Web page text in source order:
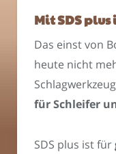
Mit SDS
Das einst von
heute nicht
für Schleifer
SDS plus ist für